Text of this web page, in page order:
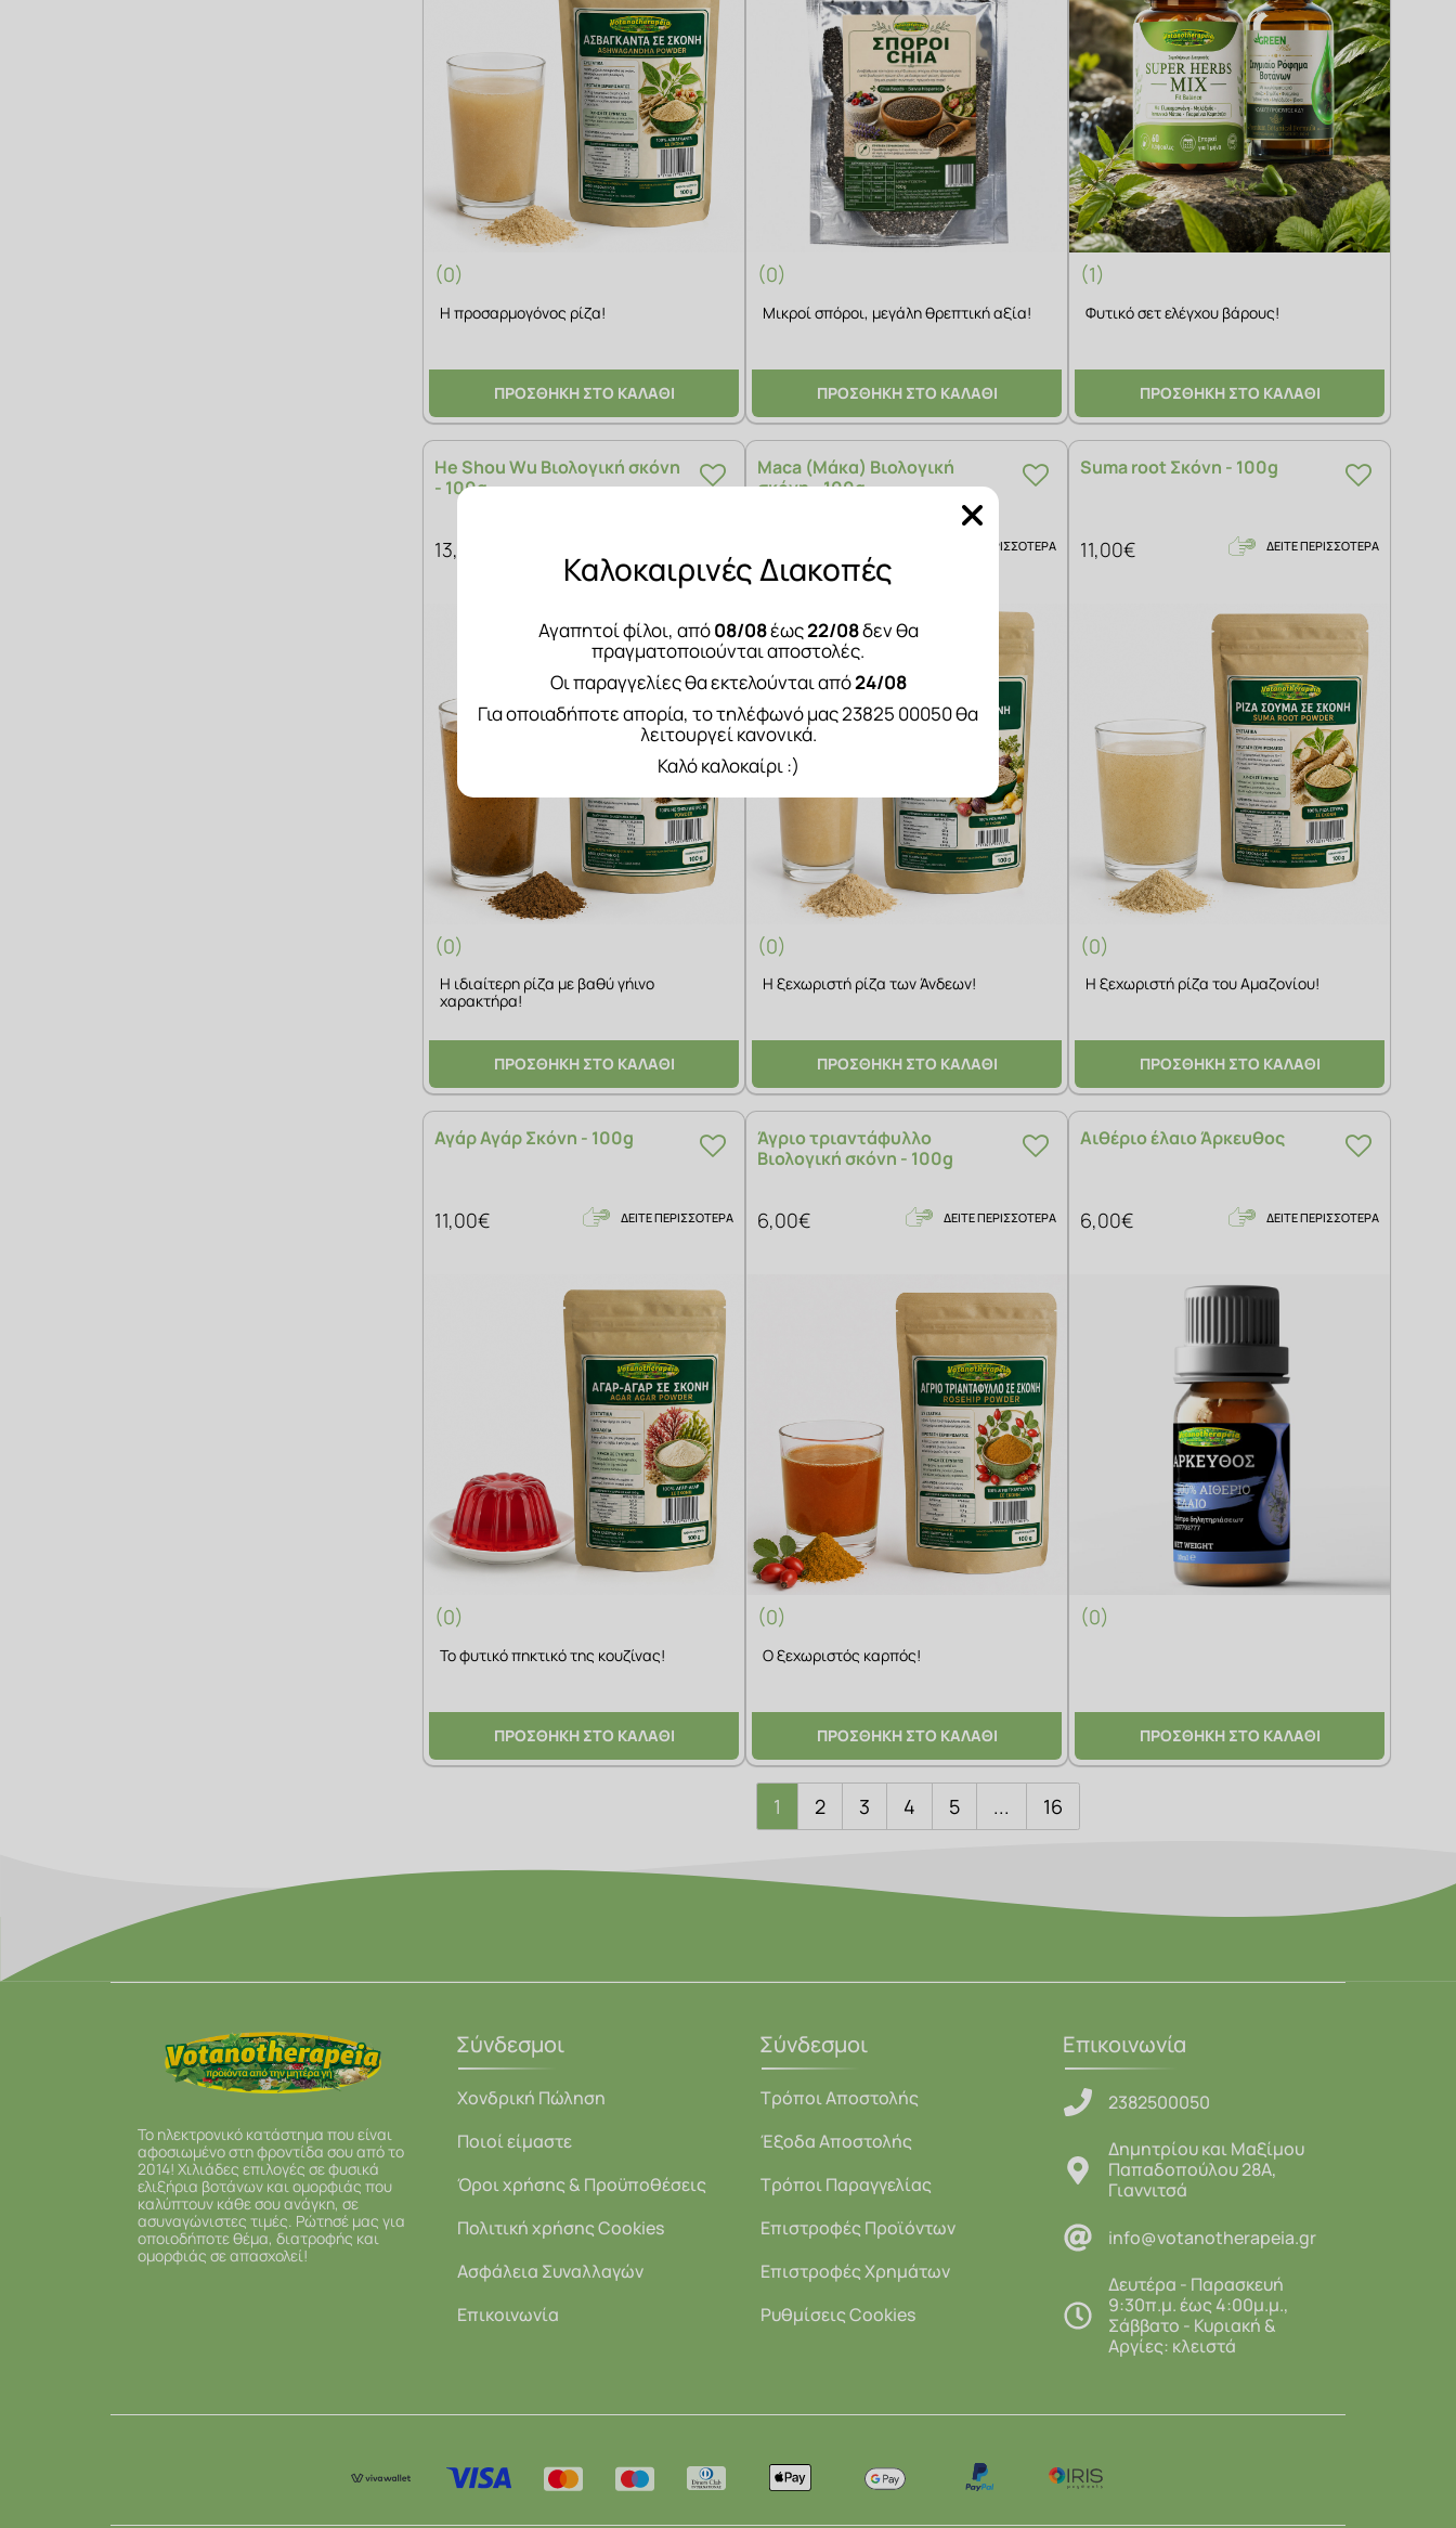
(0)
Η προσαρμογόνος ρίζα!
ΠΡΟΣΘΗΚΗ ΣΤΟ ΚΑΛΑΘΙ
(0)
Μικροί σπόροι, μεγάλη θρεπτική αξία!
ΠΡΟΣΘΗΚΗ ΣΤΟ ΚΑΛΑΘΙ
(1)
Φυτικό σετ ελέγχου βάρους!
ΠΡΟΣΘΗΚΗ ΣΤΟ ΚΑΛΑΘΙ
He Shou Wu Βιολογική σκόνη
- 100g
13,00€
(0)
Η ιδιαίτερη ρίζα με βαθύ γήινο
χαρακτήρα!
ΠΡΟΣΘΗΚΗ ΣΤΟ ΚΑΛΑΘΙ
Maca (Μάκα) Βιολογική
σκόνη - 100g
ΔΕΙΤΕ ΠΕΡΙΣΣΟΤΕΡΑ
(0)
Η ξεχωριστή ρίζα των Άνδεων!
ΠΡΟΣΘΗΚΗ ΣΤΟ ΚΑΛΑΘΙ
Suma root Σκόνη - 100g
11,00€ ΔΕΙΤΕ ΠΕΡΙΣΣΟΤΕΡΑ
(0)
Η ξεχωριστή ρίζα του Αμαζονίου!
ΠΡΟΣΘΗΚΗ ΣΤΟ ΚΑΛΑΘΙ
Αγάρ Αγάρ Σκόνη - 100g
11,00€ ΔΕΙΤΕ ΠΕΡΙΣΣΟΤΕΡΑ
(0)
Το φυτικό πηκτικό της κουζίνας!
ΠΡΟΣΘΗΚΗ ΣΤΟ ΚΑΛΑΘΙ
Άγριο τριαντάφυλλο
Βιολογική σκόνη - 100g
6,00€ ΔΕΙΤΕ ΠΕΡΙΣΣΟΤΕΡΑ
(0)
Ο ξεχωριστός καρπός!
ΠΡΟΣΘΗΚΗ ΣΤΟ ΚΑΛΑΘΙ
Αιθέριο έλαιο Άρκευθος
6,00€ ΔΕΙΤΕ ΠΕΡΙΣΣΟΤΕΡΑ
(0)
ΠΡΟΣΘΗΚΗ ΣΤΟ ΚΑΛΑΘΙ
1 2 3 4 5 ... 16
Καλοκαιρινές Διακοπές
Αγαπητοί φίλοι, από08/08έως22/08δεν θα
πραγματοποιούνται αποστολές.
Οι παραγγελίες θα εκτελούνται από24/08
Για οποιαδήποτε απορία, το τηλέφωνό μας 23825 00050 θα
λειτουργεί κανονικά.
Καλό καλοκαίρι :)
Το ηλεκτρονικό κατάστημα που είναι
αφοσιωμένο στη φροντίδα σου από το
2014! Χιλιάδες επιλογές σε φυσικά
ελιξήρια βοτάνων και ομορφιάς που
καλύπτουν κάθε σου ανάγκη, σε
ασυναγώνιστες τιμές. Ρώτησέ μας για
οποιοδήποτε θέμα, διατροφής και
ομορφιάς σε απασχολεί!
Σύνδεσμοι
Χονδρική Πώληση
Ποιοί είμαστε
Όροι χρήσης & Προϋποθέσεις
Πολιτική χρήσης Cookies
Ασφάλεια Συναλλαγών
Επικοινωνία
Σύνδεσμοι
Τρόποι Αποστολής
Έξοδα Αποστολής
Τρόποι Παραγγελίας
Επιστροφές Προϊόντων
Επιστροφές Χρημάτων
Ρυθμίσεις Cookies
Επικοινωνία
2382500050
Δημητρίου και Μαξίμου
Παπαδοπούλου 28Α,
Γιαννιτσά
info@votanotherapeia.gr
Δευτέρα - Παρασκευή
9:30π.μ. έως 4:00μ.μ.,
Σάββατο - Κυριακή &
Αργίες: κλειστά